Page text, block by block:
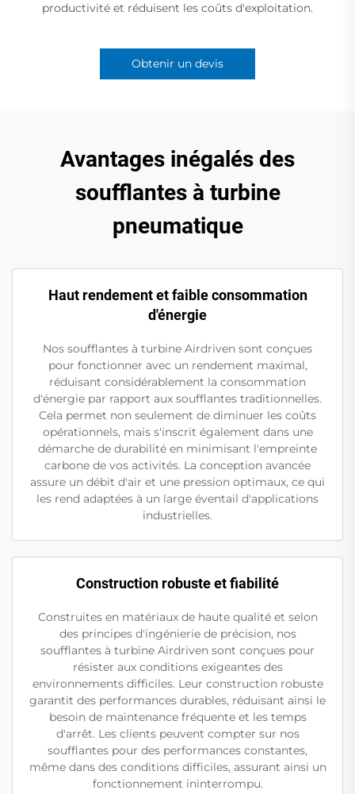
productivité et réduisent les coûts d'exploitation.
Obtenir un devis
Avantages inégalés des
soufflantes à turbine
pneumatique
Haut rendement et faible consommation
d'énergie
Nos soufflantes à turbine Airdriven sont conçues
pour fonctionner avec un rendement maximal,
réduisant considérablement la consommation
d'énergie par rapport aux soufflantes traditionnelles.
Cela permet non seulement de diminuer les coûts
opérationnels, mais s'inscrit également dans une
démarche de durabilité en minimisant l'empreinte
carbone de vos activités. La conception avancée
assure un débit d'air et une pression optimaux, ce qui
les rend adaptées à un large éventail d'applications
industrielles.
Construction robuste et fiabilité
Construites en matériaux de haute qualité et selon
des principes d'ingénierie de précision, nos
soufflantes à turbine Airdriven sont conçues pour
résister aux conditions exigeantes des
environnements difficiles. Leur construction robuste
garantit des performances durables, réduisant ainsi le
besoin de maintenance fréquente et les temps
d'arrêt. Les clients peuvent compter sur nos
soufflantes pour des performances constantes,
même dans des conditions difficiles, assurant ainsi un
fonctionnement ininterrompu.